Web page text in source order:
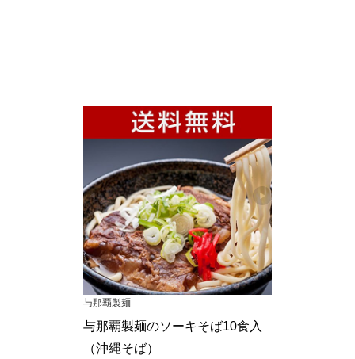
与那覇製麺
与那覇製麺のソーキそば10食入
（沖縄そば）